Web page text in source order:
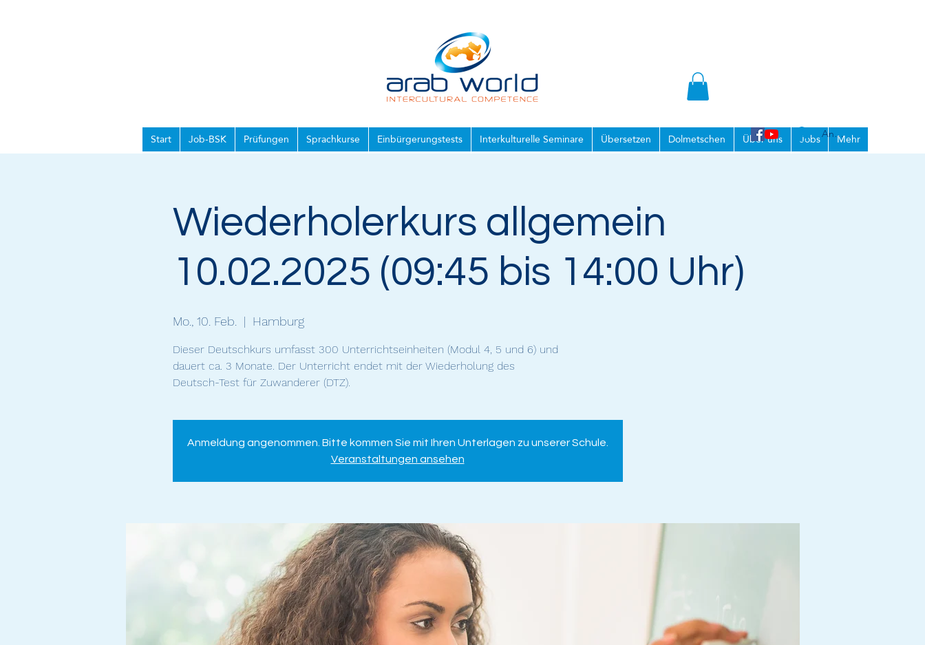
Start Job-BSK Prüfungen Sprachkurse Einbürgerungstests Interkulturelle Seminare Übersetzen Dolmetschen Über uns Jobs Mehr
Anmelden
Wiederholerkurs allgemein
10.02.2025 (09:45 bis 14:00 Uhr)
Mo., 10. Feb.
  |
Hamburg
Dieser Deutschkurs umfasst 300 Unterrichtseinheiten (Modul 4, 5 und 6) und
dauert ca. 3 Monate. Der Unterricht endet mit der Wiederholung des
Deutsch-Test für Zuwanderer (DTZ).
Anmeldung angenommen. Bitte kommen Sie mit Ihren Unterlagen zu unserer Schule.
Veranstaltungen ansehen